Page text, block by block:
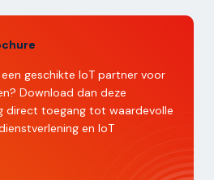
geschikte IoT partner voor
Download dan deze
direct toegang tot waardevolle
en IoT